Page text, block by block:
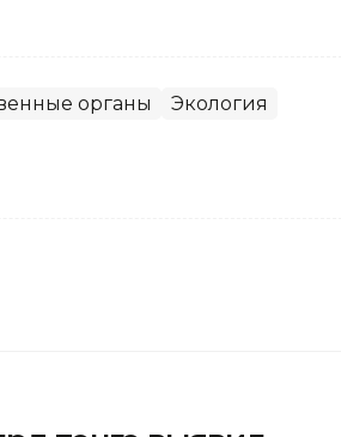
органы Экология